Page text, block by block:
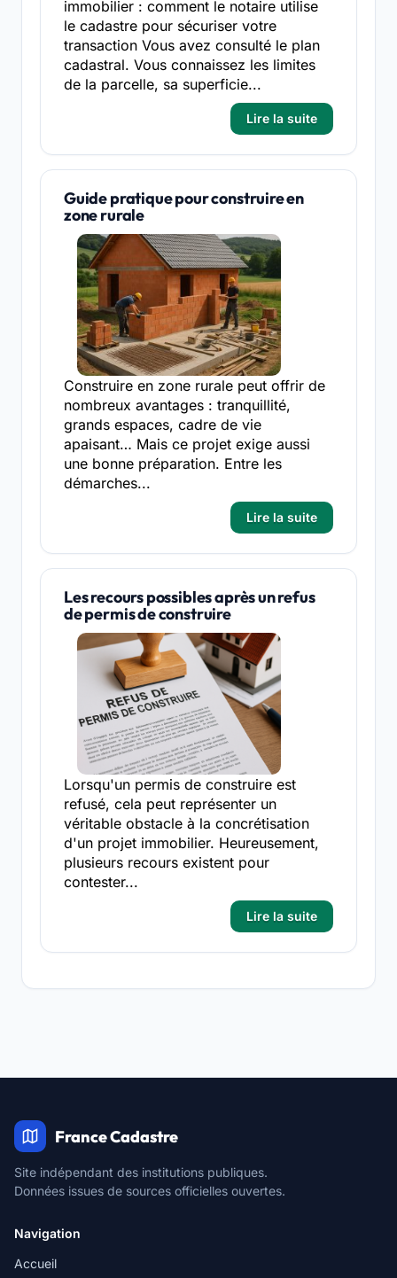
immobilier : comment le notaire utilise
le cadastre pour sécuriser votre
transaction Vous avez consulté le plan
cadastral. Vous connaissez les limites
de la parcelle, sa superficie...
Lire la suite
Guide pratique pour construire en
zone rurale
Construire en zone rurale peut offrir de
nombreux avantages : tranquillité,
grands espaces, cadre de vie
apaisant… Mais ce projet exige aussi
une bonne préparation. Entre les
démarches...
Lire la suite
Les recours possibles après un refus
de permis de construire
Lorsqu'un permis de construire est
refusé, cela peut représenter un
véritable obstacle à la concrétisation
d'un projet immobilier. Heureusement,
plusieurs recours existent pour
contester...
Lire la suite
France Cadastre
Site indépendant des institutions publiques.
Données issues de sources officielles ouvertes.
Navigation
Accueil